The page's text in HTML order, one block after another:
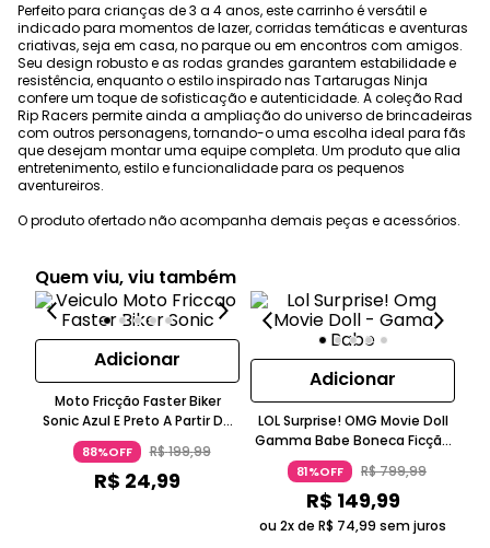
Perfeito para crianças de 3 a 4 anos, este carrinho é versátil e
indicado para momentos de lazer, corridas temáticas e aventuras
criativas, seja em casa, no parque ou em encontros com amigos.
Seu design robusto e as rodas grandes garantem estabilidade e
resistência, enquanto o estilo inspirado nas Tartarugas Ninja
confere um toque de sofisticação e autenticidade. A coleção Rad
Rip Racers permite ainda a ampliação do universo de brincadeiras
com outros personagens, tornando-o uma escolha ideal para fãs
que desejam montar uma equipe completa. Um produto que alia
entretenimento, estilo e funcionalidade para os pequenos
aventureiros.
O produto ofertado não acompanha demais peças e acessórios.
Quem viu, viu também
Adicionar
Moto Fricção Faster Biker
Sonic Azul E Preto A Partir De
Três Anos Candide
88%OFF R$199,99
R$ 24,99
Adicionar
LOL Surprise! OMG Movie Doll
Gamma Babe Boneca Ficção
Científica Roxo Metálico 5-7
Anos Candide
81%OFF R$799,99
R$ 149,99
ou 2x de R$ 74,99 sem juros